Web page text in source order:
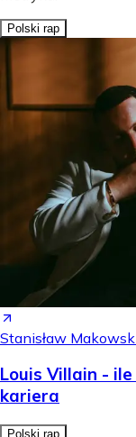
Polski rap
Stanisław
Louis Villain -
kariera
Polski rap